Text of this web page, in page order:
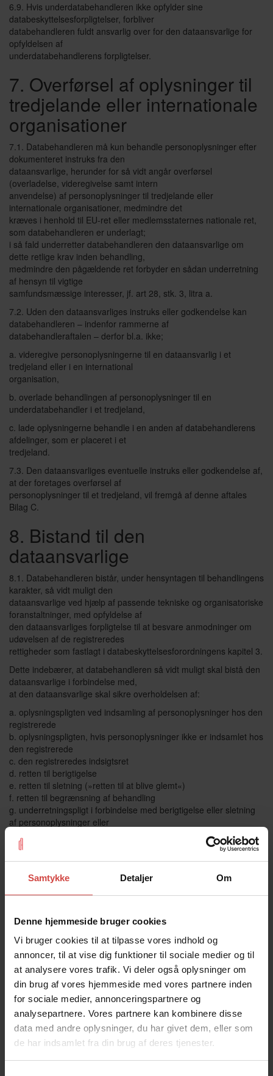
Samtykke Detaljer Om
Denne hjemmeside bruger cookies
Vi bruger cookies til at tilpasse vores indhold og
annoncer, til at vise dig funktioner til sociale medier og til
at analysere vores trafik. Vi deler også oplysninger om
din brug af vores hjemmeside med vores partnere inden
for sociale medier, annonceringspartnere og
analysepartnere. Vores partnere kan kombinere disse
data med andre oplysninger, du har givet dem, eller som
de har indsamlet fra din brug af deres tjenester.
6.9. Hvis underdatabehandleren ikke opfylder sine
databeskyttelsesforpligtelser, forbliver
databehandleren fuldt ansvarlig over for den dataansvarlige for
opfyldelsen af
underdatabehandlerens forpligtelser.
7. Overførsel af oplysninger til
tredjelande eller internationale
organisationer
7.1. Databehandleren må kun behandle personoplysninger efter
dokumenteret instruks fra den
dataansvarlige, herunder for så vidt angår overførsel
(overladelse, videregivelse samt intern
anvendelse) af personoplysninger til tredjelande eller
internationale organisationer, medmindre det
kræves i henhold til EU-ret eller medlemsstaternes nationale ret,
som databehandleren er underlagt;
i så fald underretter databehandleren den dataansvarlige om
dette retlige krav inden behandling,
medmindre den pågældende ret forbyder en sådan underretning
af hensyn til vigtige
samfundsmæssige interesser, jf. art 28, stk. 3, litra a.
7.2. Uden den dataansvarliges instruks eller godkendelse kan
databehandleren – indenfor rammerne af
databehandleraftalen – derfor bl.a. ikke;
a. videregive personoplysningerne til en dataansvarlig i et
tredjeland eller i en international
organisation,
b. overlade behandlingen af personoplysninger til en
underdatabehandler i et tredjeland,
c. lade oplysningerne behandle i en anden af databehandlerens
afdelinger, som er placeret i et
tredjeland.
7.3. Den dataansvarliges eventuelle instruks eller godkendelse af,
at der foretages overførsel af
personoplysninger til et tredjeland, vil fremgå af denne aftales
Bilag C.
8. Bistand til den
dataansvarlige
8.1. Databehandleren bistår, under hensyntagen til behandlingens
karakter, så vidt muligt den
dataansvarlige ved hjælp af passende tekniske og organisatoriske
foranstaltninger, med opfyldelse af
den dataansvarliges forpligtelse til at besvare anmodninger om
udøvelsen af de registreredes
rettigheder som fastlagt i databeskyttelsesforordningens kapitel 3.
Dette indebærer, at databehandleren så vidt muligt skal bistå den
dataansvarlige i forbindelse med,
at den dataansvarlige skal sikre overholdelsen af:
a. oplysningspligten ved indsamling af personoplysninger hos den
registrerede
b. oplysningspligten, hvis personoplysninger ikke er indsamlet hos
den registrerede
c. den registreredes indsigtsret
d. retten til berigtigelse
e. retten til sletning (»retten til at blive glemt«)
f. retten til begrænsning af behandling
g. underretningspligt i forbindelse med berigtigelse eller sletning
af personoplysninger eller
h. retten til dataportabilitet
i. retten til indsigelse
individuelle afgørelser, herunder
profilering
overholdelse af den dataansvarliges
forpligtelser i medfør af databeskyttelsesforordningens artikel 32-
36 under hensynstagen til
behandlingens karakter og de oplysninger, der er tilgængelige for
databehandleren, jf. art 28, stk. 3,
litra f.
Dette indebærer, at databehandleren under hensynstagen til
behandlingens karakter skal bistå den
dataansvarlige i forbindelse med, at den dataansvarlige skal sikre
overholdelsen af:
a. forpligtelsen til at gennemføre passende tekniske og